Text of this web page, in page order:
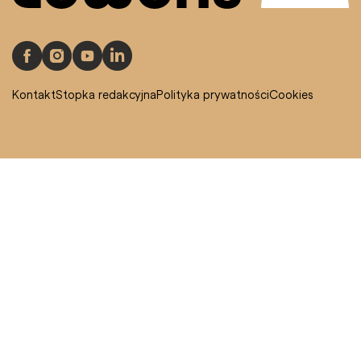
KontaktStopka redakcyjnaPolityka prywatnościCookies